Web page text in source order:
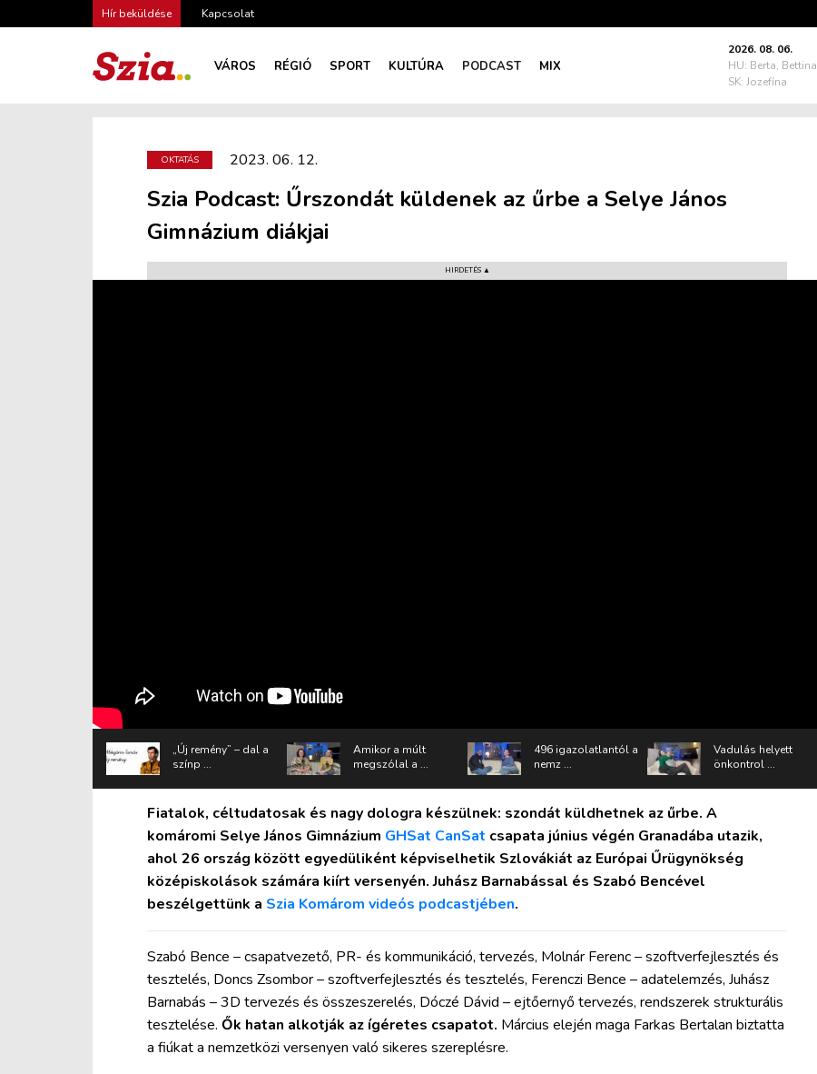
Hír beküldése Kapcsolat
VÁROS RÉGIÓ SPORT KULTÚRA PODCAST MIX
2026. 08. 06.
HU: Berta, Bettina
SK: Jozefína
OKTATÁS 2023. 06. 12.
Szia Podcast: Űrszondát küldenek az űrbe a Selye János
Gimnázium diákjai
HIRDETÉS ▲
„Új remény” – dal a
színp ...
Amikor a múlt
megszólal a ...
496 igazolatlantól a
nemz ...
Vadulás helyett
önkontrol ...
Fiatalok, céltudatosak és nagy dologra készülnek: szondát küldhetnek az űrbe. A
komáromi Selye János Gimnázium GHSat CanSat csapata június végén Granadába utazik,
ahol 26 ország között egyedüliként képviselhetik Szlovákiát az Európai Űrügynökség
középiskolások számára kiírt versenyén. Juhász Barnabással és Szabó Bencével
beszélgettünk a Szia Komárom videós podcastjében.
Szabó Bence – csapatvezető, PR- és kommunikáció, tervezés, Molnár Ferenc – szoftverfejlesztés és
tesztelés, Doncs Zsombor – szoftverfejlesztés és tesztelés, Ferenczi Bence – adatelemzés, Juhász
Barnabás – 3D tervezés és összeszerelés, Dóczé Dávid – ejtőernyő tervezés, rendszerek strukturális
tesztelése. Ők hatan alkotják az ígéretes csapatot. Március elején maga Farkas Bertalan biztatta
a fiúkat a nemzetközi versenyen való sikeres szereplésre.